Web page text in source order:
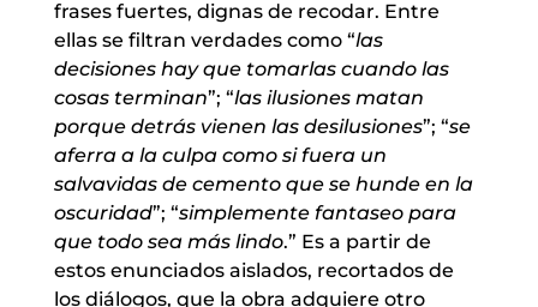
frases fuertes, dignas de recodar. Entre
ellas se filtran verdades como “las
decisiones hay que tomarlas cuando las
cosas terminan”; “las ilusiones matan
porque detrás vienen las desilusiones”; “se
aferra a la culpa como si fuera un
salvavidas de cemento que se hunde en la
oscuridad”; “simplemente fantaseo para
que todo sea más lindo.” Es a partir de
estos enunciados aislados, recortados de
los diálogos, que la obra adquiere otro